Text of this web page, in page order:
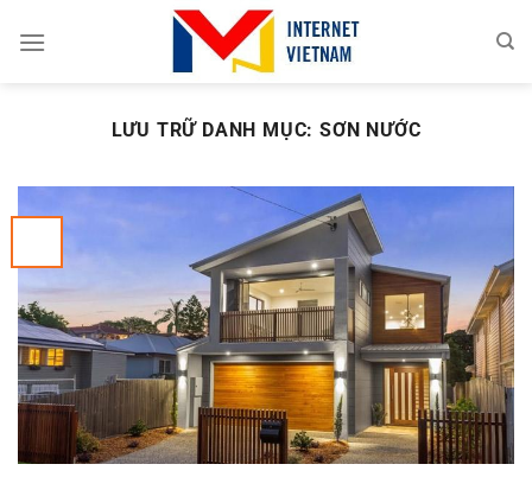
đến
LƯU TRỮ DANH MỤC: SƠN NƯỚC